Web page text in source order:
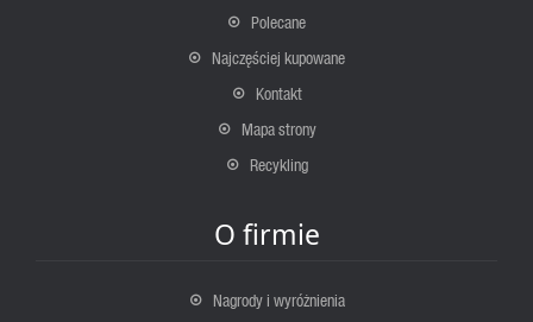
Polecane
Najczęściej kupowane
Kontakt
Mapa strony
Recykling
O firmie
Nagrody i wyróżnienia